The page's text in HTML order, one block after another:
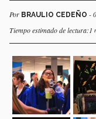
Por BRAULIO CEDEÑO -
Tiempo estimado de lectura:1